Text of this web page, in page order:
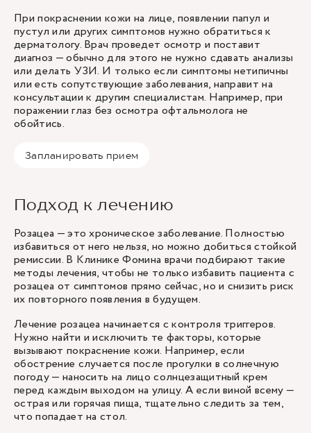
При покраснении кожи на лице, появлении папул и
пустул или других симптомов нужно обратиться к
дерматологу. Врач проведет осмотр и поставит
диагноз — обычно для этого не нужно сдавать анализы
или делать УЗИ. И только если симптомы нетипичны
или есть сопутствующие заболевания, направит на
консультации к другим специалистам. Например, при
поражении глаз без осмотра офтальмолога не
обойтись.
Запланировать прием
Подход к лечению
Розацеа — это хроническое заболевание. Полностью
избавиться от него нельзя, но можно добиться стойкой
ремиссии. В Клинике Фомина врачи подбирают такие
методы лечения, чтобы не только избавить пациента с
розацеа от симптомов прямо сейчас, но и снизить риск
их повторного появления в будущем.
Лечение розацеа начинается с контроля триггеров.
Нужно найти и исключить те факторы, которые
вызывают покраснение кожи. Например, если
обострение случается после прогулки в солнечную
погоду — наносить на лицо солнцезащитный крем
перед каждым выходом на улицу. А если виной всему —
острая или горячая пища, тщательно следить за тем,
что попадает на стол.